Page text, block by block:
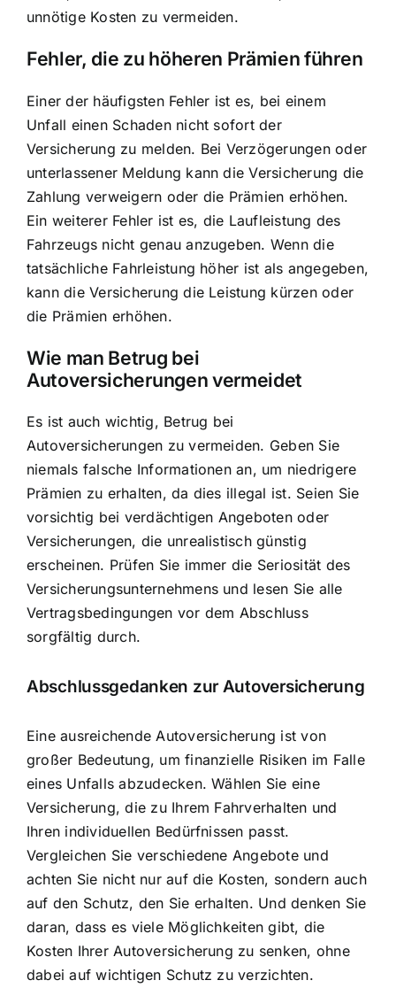
unnötige Kosten zu vermeiden.
Fehler, die zu höheren Prämien führen
Einer der häufigsten Fehler ist es, bei einem
Unfall einen Schaden nicht sofort der
Versicherung zu melden. Bei Verzögerungen oder
unterlassener Meldung kann die Versicherung die
Zahlung verweigern oder die Prämien erhöhen.
Ein weiterer Fehler ist es, die Laufleistung des
Fahrzeugs nicht genau anzugeben. Wenn die
tatsächliche Fahrleistung höher ist als angegeben,
kann die Versicherung die Leistung kürzen oder
die Prämien erhöhen.
Wie man Betrug bei
Autoversicherungen vermeidet
Es ist auch wichtig, Betrug bei
Autoversicherungen zu vermeiden. Geben Sie
niemals falsche Informationen an, um niedrigere
Prämien zu erhalten, da dies illegal ist. Seien Sie
vorsichtig bei verdächtigen Angeboten oder
Versicherungen, die unrealistisch günstig
erscheinen. Prüfen Sie immer die Seriosität des
Versicherungsunternehmens und lesen Sie alle
Vertragsbedingungen vor dem Abschluss
sorgfältig durch.
Abschlussgedanken zur Autoversicherung
Eine ausreichende Autoversicherung ist von
großer Bedeutung, um finanzielle Risiken im Falle
eines Unfalls abzudecken. Wählen Sie eine
Versicherung, die zu Ihrem Fahrverhalten und
Ihren individuellen Bedürfnissen passt.
Vergleichen Sie verschiedene Angebote und
achten Sie nicht nur auf die Kosten, sondern auch
auf den Schutz, den Sie erhalten. Und denken Sie
daran, dass es viele Möglichkeiten gibt, die
Kosten Ihrer Autoversicherung zu senken, ohne
dabei auf wichtigen Schutz zu verzichten.